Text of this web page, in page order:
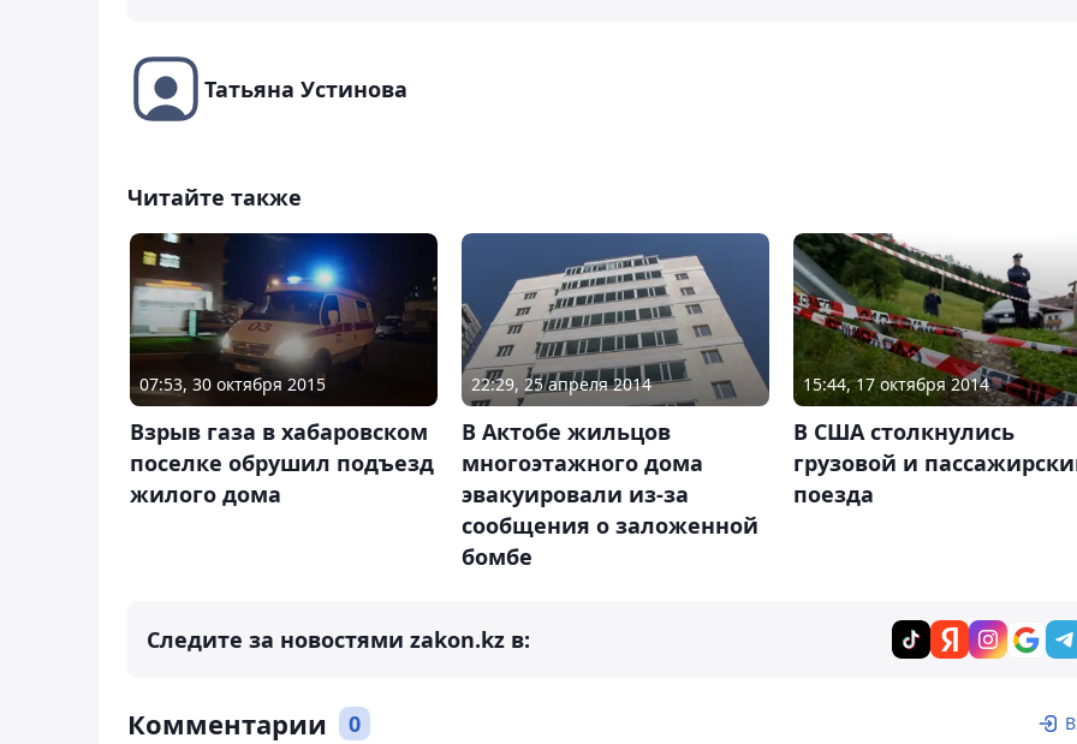
Татьяна Устинова
Читайте также
07:53, 30 октября 2015
Взрыв газа в хабаровском
поселке обрушил подъезд
жилого дома
22:29, 25 апреля 2014
В Актобе жильцов
многоэтажного дома
эвакуировали из-за
сообщения о заложенной
бомбе
15:44, 17 октября 2014
В США столкнулись
грузовой и
поезда
Следите за новостями zakon.kz в:
Комментарии 0